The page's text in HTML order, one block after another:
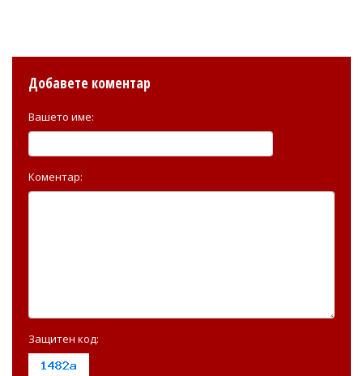
Добавете коментар
Вашето име:
Коментар:
Защитен код: